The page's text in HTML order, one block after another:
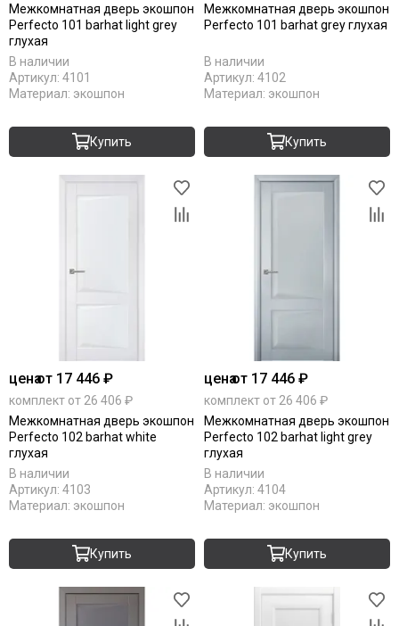
Межкомнатная дверь экошпон
Perfecto 101 barhat light grey
глухая
В наличии
Артикул: 4101
Материал: экошпон
Купить
Межкомнатная дверь экошпон
Perfecto 101 barhat grey глухая
В наличии
Артикул: 4102
Материал: экошпон
Купить
ценаот 17 446 ₽
комплект от 26 406 ₽
Межкомнатная дверь экошпон
Perfecto 102 barhat white
глухая
В наличии
Артикул: 4103
Материал: экошпон
Купить
ценаот 17 446 ₽
комплект от 26 406 ₽
Межкомнатная дверь экошпон
Perfecto 102 barhat light grey
глухая
В наличии
Артикул: 4104
Материал: экошпон
Купить